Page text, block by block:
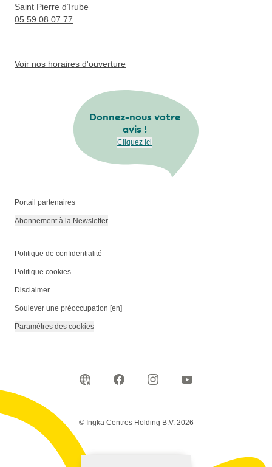
Saint Pierre d’Irube
05.59.08.07.77
Voir nos horaires d'ouverture
Donnez-nous votre
avis !
Cliquez ici
Portail partenaires
Abonnement à la Newsletter
Politique de confidentialité
Politique cookies
Disclaimer
Soulever une préoccupation [en]
Paramètres des cookies
© Ingka Centres Holding B.V. 2026